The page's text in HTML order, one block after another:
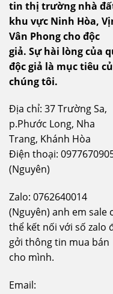
tin thị trường nhà
khu vực Ninh Hòa,
Vân Phong cho độc
giả. Sự hài lòng của
độc giả là mục tiêu
chúng tôi.
Địa chỉ: 37 Trường Sa,
p.Phước Long, Nha
Trang, Khánh Hòa
Điện thoại:
(Nguyên)
Zalo: 0762640014
(Nguyên) anh em sale
thể kết nối với số zalo
gởi thông tin mua bán
cho mình.
Email: